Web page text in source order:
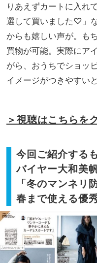
りあえずカートに入れ
選して買いました♡」
からも嬉しい声が。も
買物が可能。実際にア
がら、おうちでショッ
イメージがつきやすい
＞視聴はこちらを
今回ご紹介する
バイヤー大和美
「冬のマンネリ
春まで使える優